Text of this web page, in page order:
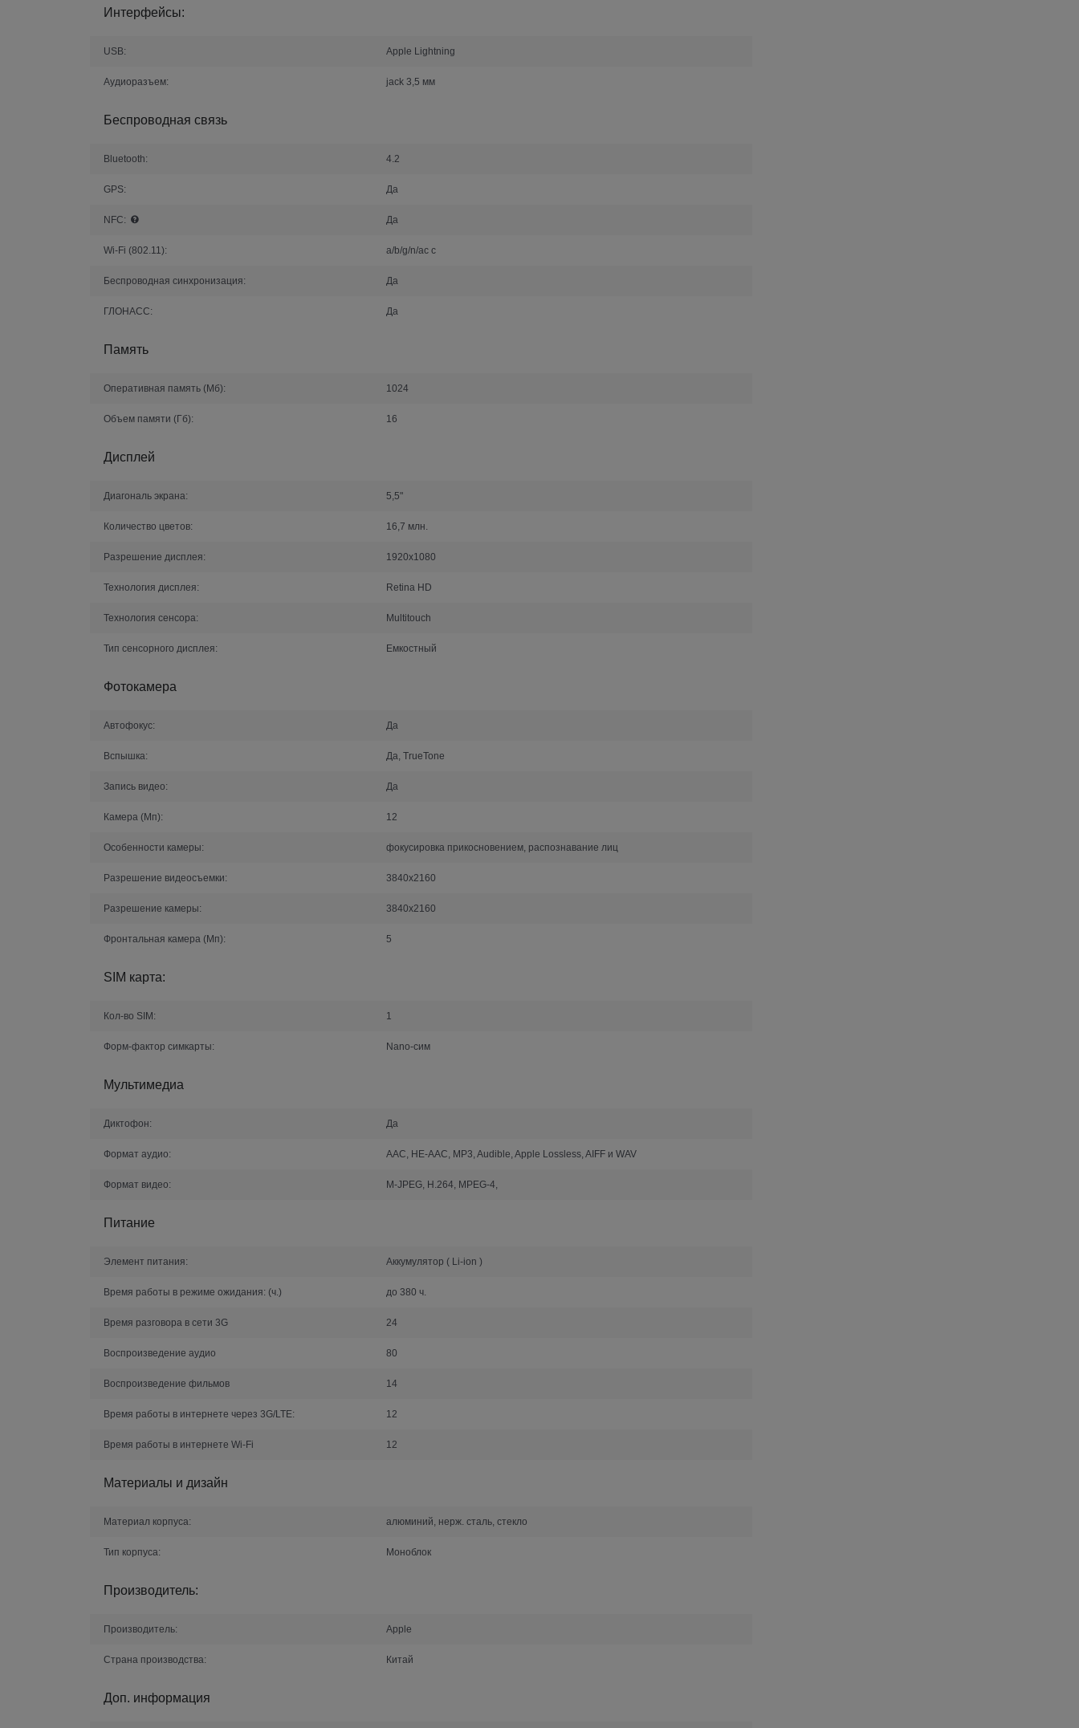
Интерфейсы:
USB: Apple Lightning
Аудиоразъем: jack 3,5 мм
Беспроводная связь
Bluetooth: 4.2
GPS: Да
NFC: Да
Wi-Fi (802.11): a/b/g/n/ac с
Беспроводная синхронизация: Да
ГЛОНАСС: Да
Память
Оперативная память (Мб): 1024
Объем памяти (Гб): 16
Дисплей
Диагональ экрана: 5,5"
Количество цветов: 16,7 млн.
Разрешение дисплея: 1920x1080
Технология дисплея: Retina HD
Технология сенсора: Multitouch
Тип сенсорного дисплея: Емкостный
Фотокамера
Автофокус: Да
Вспышка: Да, TrueTone
Запись видео: Да
Камера (Мп): 12
Особенности камеры: фокусировка прикосновением, распознавание лиц
Разрешение видеосъемки: 3840х2160
Разрешение камеры: 3840х2160
Фронтальная камера (Мп): 5
SIM карта:
Кол-во SIM: 1
Форм-фактор симкарты: Nano-сим
Мультимедиа
Диктофон: Да
Формат аудио: AAC, HE-AAC, MP3, Audible, Apple Lossless, AIFF и WAV
Формат видео: M-JPEG, H.264, MPEG-4,
Питание
Элемент питания: Аккумулятор ( Li-ion )
Время работы в режиме ожидания: (ч.) до 380 ч.
Время разговора в сети 3G 24
Воспроизведение аудио 80
Воспроизведение фильмов 14
Время работы в интернете через 3G/LTE: 12
Время работы в интернете Wi-Fi 12
Материалы и дизайн
Материал корпуса: алюминий, нерж. сталь, стекло
Тип корпуса: Моноблок
Производитель:
Производитель: Apple
Страна производства: Китай
Доп. информация